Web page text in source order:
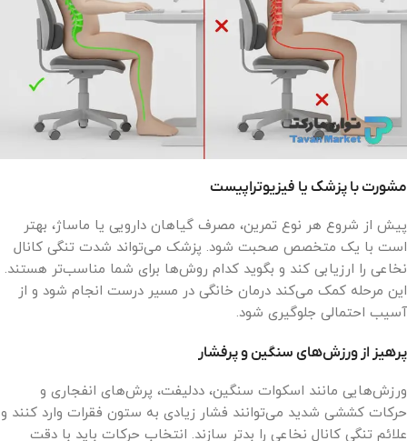
مشورت با پزشک یا فیزیوتراپیست
پیش از شروع هر نوع تمرین، مصرف گیاهان دارویی یا ماساژ، بهتر
است با یک متخصص صحبت شود. پزشک می‌تواند شدت تنگی کانال
نخاعی را ارزیابی کند و بگوید کدام روش‌ها برای شما مناسب‌تر هستند.
این مرحله کمک می‌کند درمان خانگی در مسیر درست انجام شود و از
آسیب احتمالی جلوگیری شود.
پرهیز از ورزش‌های سنگین و پرفشار
ورزش‌هایی مانند اسکوات سنگین، ددلیفت، پرش‌های انفجاری و
حرکات کششی شدید می‌توانند فشار زیادی به ستون فقرات وارد کنند و
علائم تنگی کانال نخاعی را بدتر سازند. انتخاب حرکات باید با دقت